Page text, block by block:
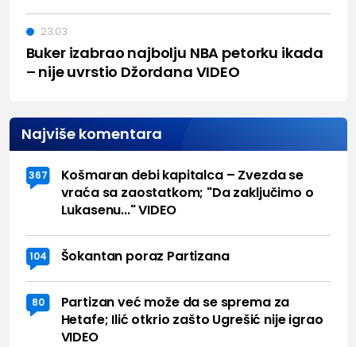
Buker izabrao najbolju NBA petorku ikada
– nije uvrstio Džordana VIDEO
23:03
Najviše komentara
367
Košmaran debi kapitalca – Zvezda se
vraća sa zaostatkom; "Da zaključimo o
Lukasenu..." VIDEO
104 Šokantan poraz Partizana
80
Partizan već može da se sprema za
Hetafe; Ilić otkrio zašto Ugrešić nije igrao
VIDEO